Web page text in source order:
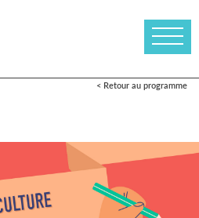
< Retour au programme